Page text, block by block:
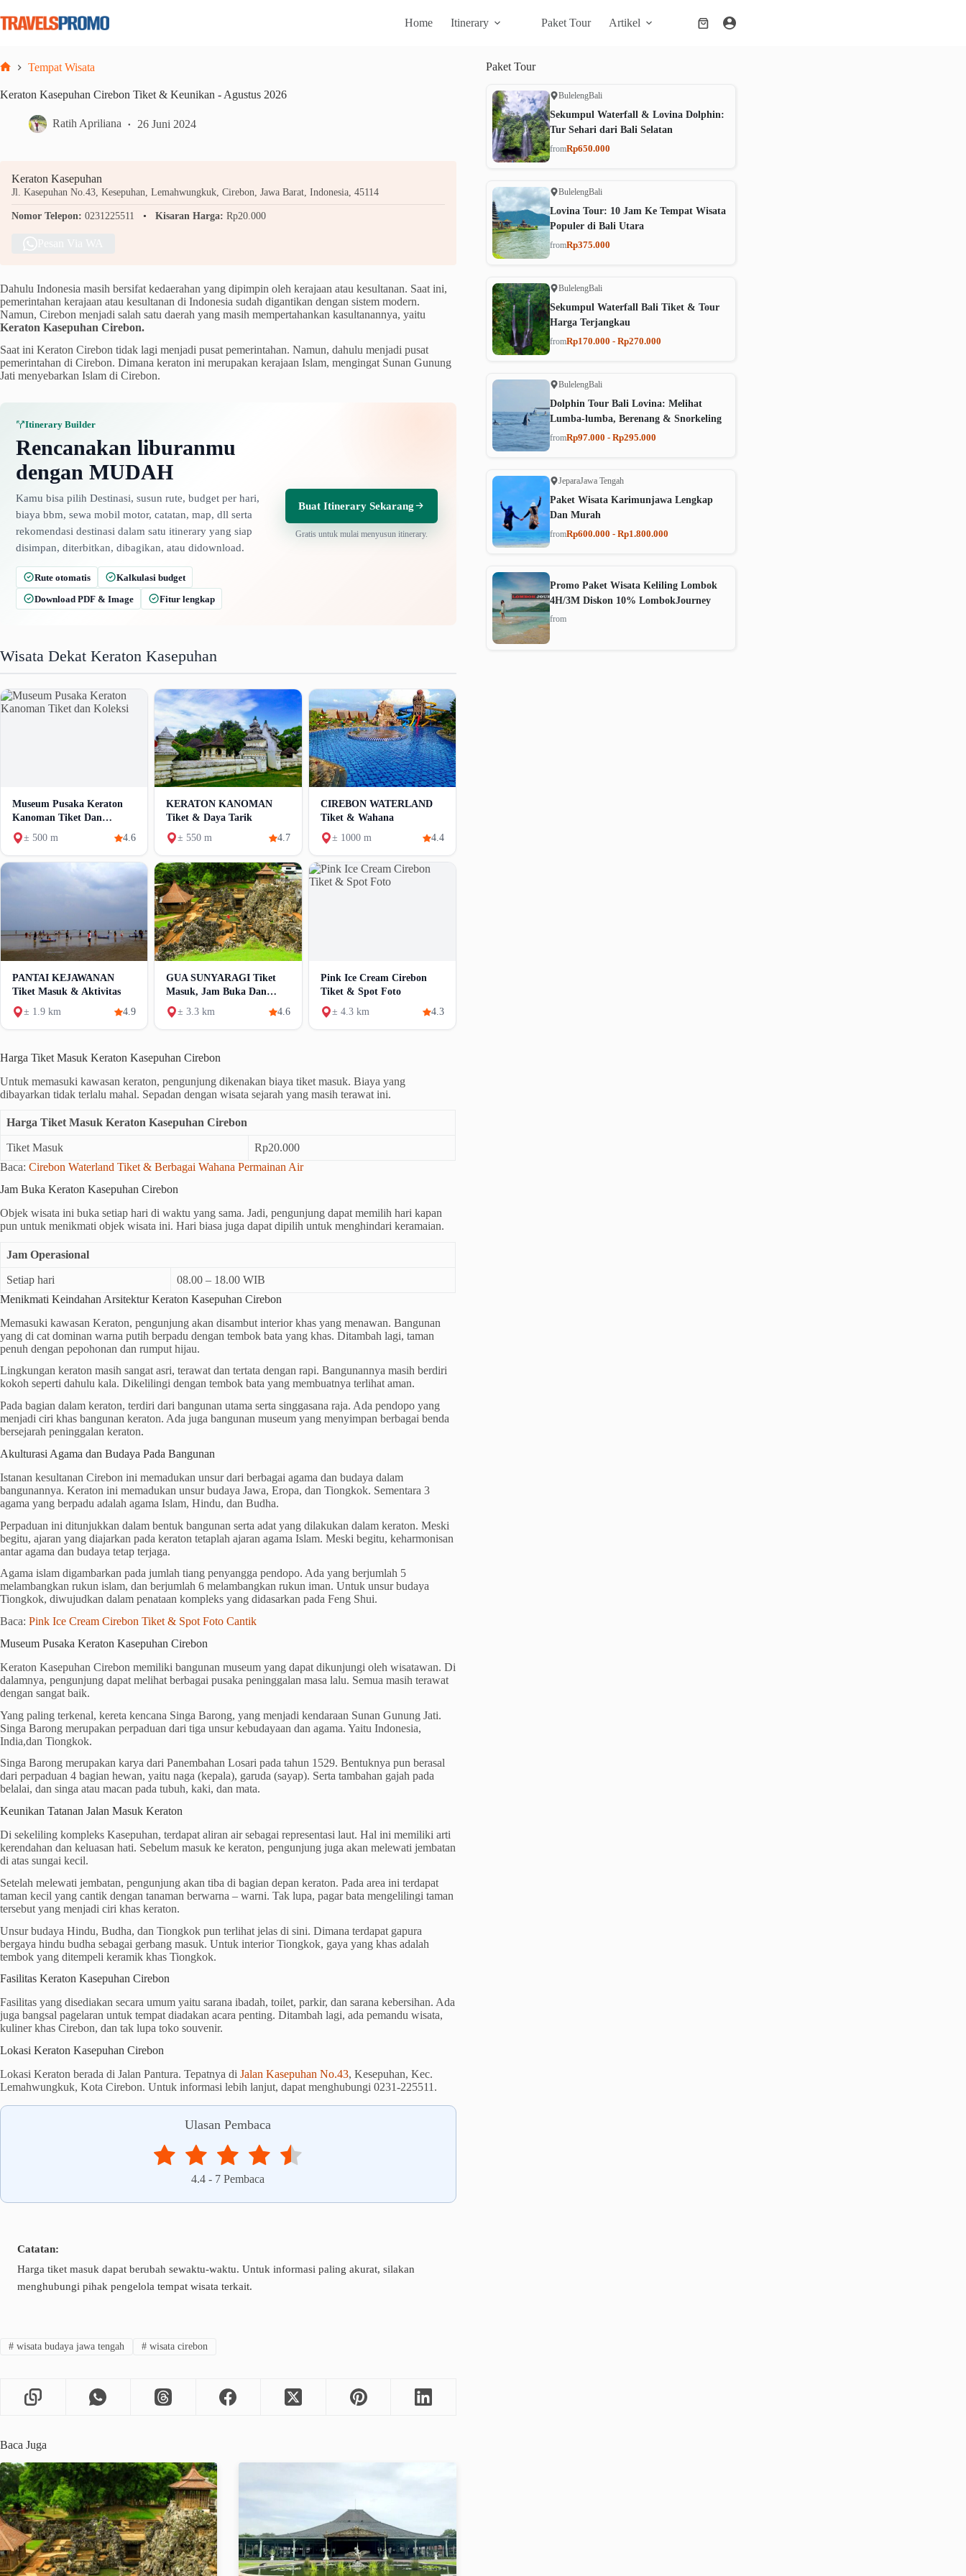
to
content
Home Itinerary Paket Tour Artikel
Shopping
Tempat Wisata
Keraton Kasepuhan Cirebon Tiket & Keunikan - Agustus 2026
Ratih Apriliana 26 Juni 2024
Keraton Kasepuhan
Jl. Kasepuhan No.43, Kesepuhan, Lemahwungkuk, Cirebon, Jawa Barat, Indonesia, 45114
Nomor Telepon: 0231225511 Kisaran Harga: Rp20.000
Dahulu Indonesia masih bersifat kedaerahan yang dipimpin oleh kerajaan atau kesultanan. Saat ini,
pemerintahan kerajaan atau kesultanan di Indonesia sudah digantikan dengan sistem modern.
Namun, Cirebon menjadi salah satu daerah yang masih mempertahankan kasultanannya, yaitu
Keraton Kasepuhan Cirebon.
Saat ini Keraton Cirebon tidak lagi menjadi pusat pemerintahan. Namun, dahulu menjadi pusat
pemerintahan di Cirebon. Dimana keraton ini merupakan kerajaan Islam, mengingat Sunan Gunung
Jati menyebarkan Islam di Cirebon.
Itinerary Builder
Rencanakan liburanmu
dengan MUDAH
Kamu bisa pilih Destinasi, susun rute, budget per hari,
biaya bbm, sewa mobil motor, catatan, map, dll serta
rekomendasi destinasi dalam satu itinerary yang siap
disimpan, diterbitkan, dibagikan, atau didownload.
Rute otomatis
Kalkulasi budget
Download PDF & Image
Fitur lengkap
Buat Itinerary Sekarang
Gratis untuk mulai menyusun itinerary.
Wisata Dekat Keraton Kasepuhan
Museum Pusaka Keraton
Kanoman Tiket Dan
Koleksi
± 500 m 4.6
KERATON KANOMAN
Tiket & Daya Tarik
± 550 m
4.7
CIREBON WATERLAND
Tiket & Wahana
± 1000 m
4.4
PANTAI KEJAWANAN
Tiket Masuk & Aktivitas
± 1.9 km
4.9
GUA SUNYARAGI Tiket
Masuk, Jam Buka Dan
Aktivitas
± 3.3 km 4.6
Pink Ice Cream Cirebon
Tiket & Spot Foto
± 4.3 km
4.3
Harga Tiket Masuk Keraton Kasepuhan Cirebon
Untuk memasuki kawasan keraton, pengunjung dikenakan biaya tiket masuk. Biaya yang
dibayarkan tidak terlalu mahal. Sepadan dengan wisata sejarah yang masih terawat ini.
Harga Tiket Masuk Keraton Kasepuhan Cirebon
Tiket Masuk
Rp20.000
Baca: Cirebon Waterland Tiket & Berbagai Wahana Permainan Air
Jam Buka Keraton Kasepuhan Cirebon
Objek wisata ini buka setiap hari di waktu yang sama. Jadi, pengunjung dapat memilih hari kapan
pun untuk menikmati objek wisata ini. Hari biasa juga dapat dipilih untuk menghindari keramaian.
Jam Operasional
Setiap hari
08.00 – 18.00 WIB
Menikmati Keindahan Arsitektur Keraton Kasepuhan Cirebon
Memasuki kawasan Keraton, pengunjung akan disambut interior khas yang menawan. Bangunan
yang di cat dominan warna putih berpadu dengan tembok bata yang khas. Ditambah lagi, taman
penuh dengan pepohonan dan rumput hijau.
Lingkungan keraton masih sangat asri, terawat dan tertata dengan rapi. Bangunannya masih berdiri
kokoh seperti dahulu kala. Dikelilingi dengan tembok bata yang membuatnya terlihat aman.
Pada bagian dalam keraton, terdiri dari bangunan utama serta singgasana raja. Ada pendopo yang
menjadi ciri khas bangunan keraton. Ada juga bangunan museum yang menyimpan berbagai benda
bersejarah peninggalan keraton.
Akulturasi Agama dan Budaya Pada Bangunan
Istanan kesultanan Cirebon ini memadukan unsur dari berbagai agama dan budaya dalam
bangunannya. Keraton ini memadukan unsur budaya Jawa, Eropa, dan Tiongkok. Sementara 3
agama yang berpadu adalah agama Islam, Hindu, dan Budha.
Perpaduan ini ditunjukkan dalam bentuk bangunan serta adat yang dilakukan dalam keraton. Meski
begitu, ajaran yang diajarkan pada keraton tetaplah ajaran agama Islam. Meski begitu, keharmonisan
antar agama dan budaya tetap terjaga.
Agama islam digambarkan pada jumlah tiang penyangga pendopo. Ada yang berjumlah 5
melambangkan rukun islam, dan berjumlah 6 melambangkan rukun iman. Untuk unsur budaya
Tiongkok, diwujudkan dalam penataan kompleks yang didasarkan pada Feng Shui.
Baca: Pink Ice Cream Cirebon Tiket & Spot Foto Cantik
Museum Pusaka Keraton Kasepuhan Cirebon
Keraton Kasepuhan Cirebon memiliki bangunan museum yang dapat dikunjungi oleh wisatawan. Di
dalamnya, pengunjung dapat melihat berbagai pusaka peninggalan masa lalu. Semua masih terawat
dengan sangat baik.
Yang paling terkenal, kereta kencana Singa Barong, yang menjadi kendaraan Sunan Gunung Jati.
Singa Barong merupakan perpaduan dari tiga unsur kebudayaan dan agama. Yaitu Indonesia,
India,dan Tiongkok.
Singa Barong merupakan karya dari Panembahan Losari pada tahun 1529. Bentuknya pun berasal
dari perpaduan 4 bagian hewan, yaitu naga (kepala), garuda (sayap). Serta tambahan gajah pada
belalai, dan singa atau macan pada tubuh, kaki, dan mata.
Keunikan Tatanan Jalan Masuk Keraton
Di sekeliling kompleks Kasepuhan, terdapat aliran air sebagai representasi laut. Hal ini memiliki arti
kerendahan dan keluasan hati. Sebelum masuk ke keraton, pengunjung juga akan melewati jembatan
di atas sungai kecil.
Setelah melewati jembatan, pengunjung akan tiba di bagian depan keraton. Pada area ini terdapat
taman kecil yang cantik dengan tanaman berwarna – warni. Tak lupa, pagar bata mengelilingi taman
tersebut yang menjadi ciri khas keraton.
Unsur budaya Hindu, Budha, dan Tiongkok pun terlihat jelas di sini. Dimana terdapat gapura
bergaya hindu budha sebagai gerbang masuk. Untuk interior Tiongkok, gaya yang khas adalah
tembok yang ditempeli keramik khas Tiongkok.
Fasilitas Keraton Kasepuhan Cirebon
Fasilitas yang disediakan secara umum yaitu sarana ibadah, toilet, parkir, dan sarana kebersihan. Ada
juga bangsal pagelaran untuk tempat diadakan acara penting. Ditambah lagi, ada pemandu wisata,
kuliner khas Cirebon, dan tak lupa toko souvenir.
Lokasi Keraton Kasepuhan Cirebon
Lokasi Keraton berada di Jalan Pantura. Tepatnya di Jalan Kasepuhan No.43, Kesepuhan, Kec.
Lemahwungkuk, Kota Cirebon. Untuk informasi lebih lanjut, dapat menghubungi 0231-225511.
Ulasan Pembaca
4.4 - 7 Pembaca
Catatan:
Harga tiket masuk dapat berubah sewaktu-waktu. Untuk informasi paling akurat, silakan
menghubungi pihak pengelola tempat wisata terkait.
#wisata budaya jawa tengah #wisata cirebon
Baca Juga
Paket Tour
BulelengBali
Sekumpul Waterfall & Lovina Dolphin:
Tur Sehari dari Bali Selatan
fromRp650.000
BulelengBali
Lovina Tour: 10 Jam Ke Tempat Wisata
Populer di Bali Utara
fromRp375.000
BulelengBali
Sekumpul Waterfall Bali Tiket & Tour
Harga Terjangkau
fromRp170.000 - Rp270.000
BulelengBali
Dolphin Tour Bali Lovina: Melihat
Lumba-lumba, Berenang & Snorkeling
fromRp97.000 - Rp295.000
JeparaJawa Tengah
Paket Wisata Karimunjawa Lengkap
Dan Murah
fromRp600.000 - Rp1.800.000
Promo Paket Wisata Keliling Lombok
4H/3M Diskon 10% LombokJourney
from